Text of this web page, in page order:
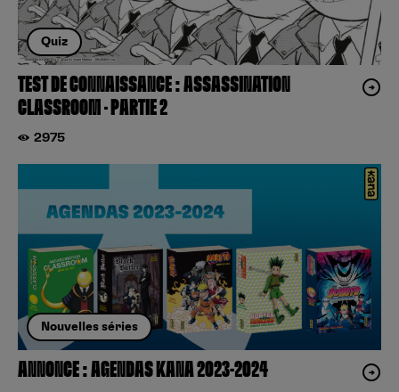
Quiz
TEST DE CONNAISSANCE : ASSASSINATION
CLASSROOM – PARTIE 2
2975
Nouvelles séries
ANNONCE : AGENDAS KANA 2023-2024